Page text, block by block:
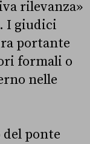
rilevanza»
I giudici
portante
formali o
nelle
ponte